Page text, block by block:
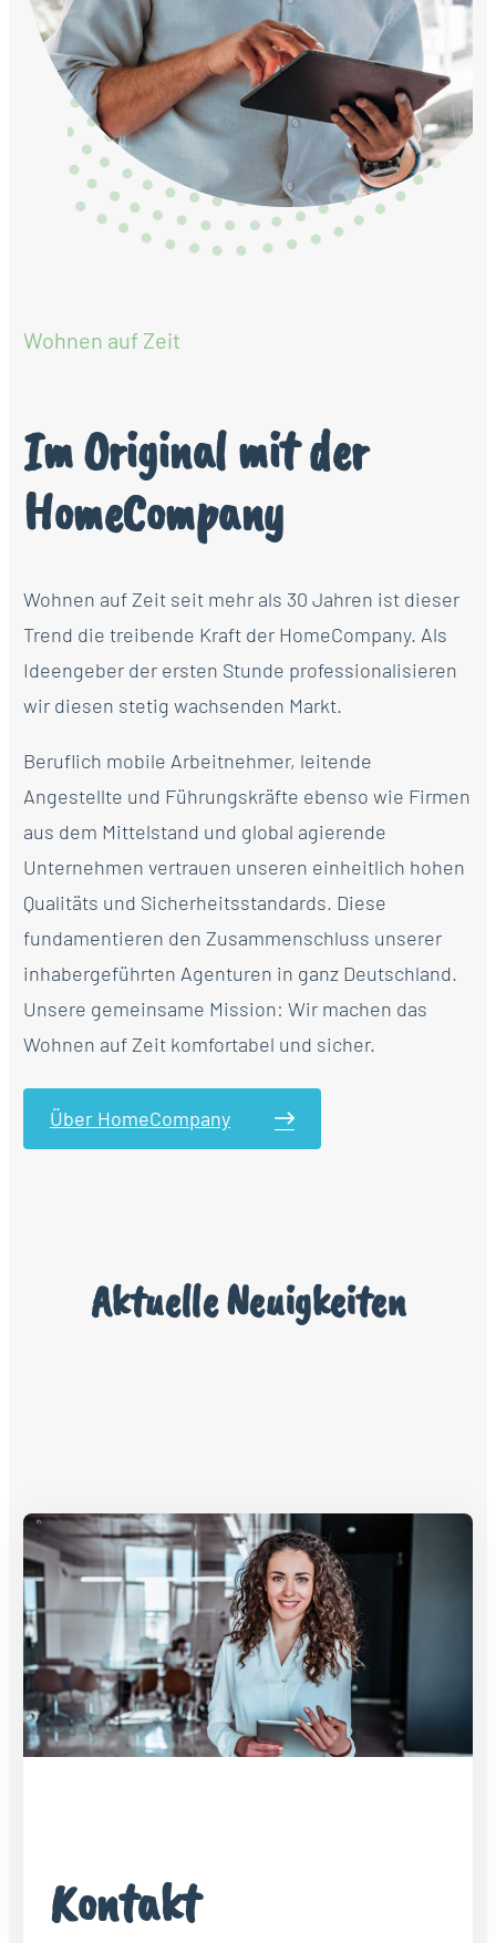
Im Original mit der
HomeCompany
Wohnen auf Zeit
Wohnen auf Zeit seit mehr als 30 Jahren ist dieser
Trend die treibende Kraft der HomeCompany. Als
Ideengeber der ersten Stunde professionalisieren
wir diesen stetig wachsenden Markt.
Beruflich mobile Arbeitnehmer, leitende
Angestellte und Führungskräfte ebenso wie Firmen
aus dem Mittelstand und global agierende
Unternehmen vertrauen unseren einheitlich hohen
Qualitäts und Sicherheitsstandards. Diese
fundamentieren den Zusammenschluss unserer
inhabergeführten Agenturen in ganz Deutschland.
Unsere gemeinsame Mission: Wir machen das
Wohnen auf Zeit komfortabel und sicher.
Über HomeCompany
Aktuelle Neuigkeiten
Kontakt